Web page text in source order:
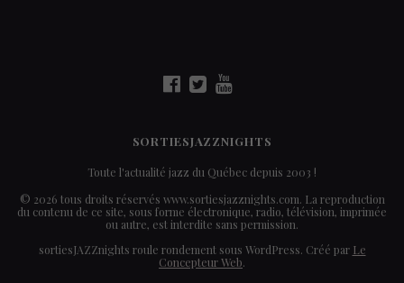
SORTIESJAZZNIGHTS
Toute l'actualité jazz du Québec depuis 2003 !
© 2026 tous droits réservés www.sortiesjazznights.com. La reproduction
du contenu de ce site, sous forme électronique, radio, télévision, imprimée
ou autre, est interdite sans permission.
sortiesJAZZnights roule rondement sous WordPress. Créé par Le
Concepteur Web.